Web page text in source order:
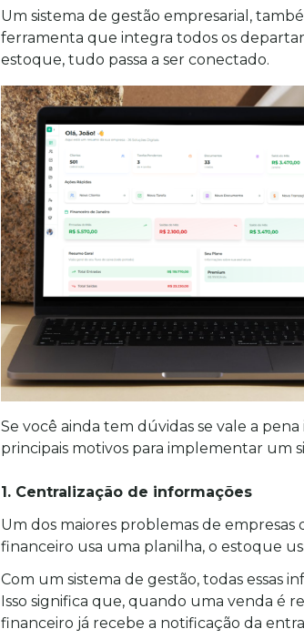
Um sistema de gestão empresarial,
ferramenta que integra todos os
estoque, tudo passa a ser conectado.
Se você ainda tem dúvidas se vale a
principais motivos para implementar um
1. Centralização de informações
Um dos maiores problemas de
financeiro usa uma planilha, o estoque
Com um sistema de gestão, todas essas
Isso significa que, quando uma venda é
financeiro já recebe a notificação da